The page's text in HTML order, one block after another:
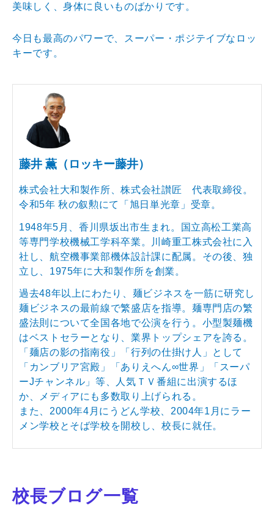
美味しく、身体に良いものばかりです。
今日も最高のパワーで、スーパー・ポジテイブなロッ
キーです。
藤井 薫（ロッキー藤井）
株式会社大和製作所、株式会社讃匠 代表取締役。
令和5年 秋の叙勲にて「旭日単光章」受章。
1948年5月、香川県坂出市生まれ。国立高松工業高
等専門学校機械工学科卒業。川崎重工株式会社に入
社し、航空機事業部機体設計課に配属。その後、独
立し、1975年に大和製作所を創業。
過去48年以上にわたり、麺ビジネスを一筋に研究し
麺ビジネスの最前線で繁盛店を指導。麺専門店の繁
盛法則について全国各地で公演を行う。小型製麺機
はベストセラーとなり、業界トップシェアを誇る。
「麺店の影の指南役」「行列の仕掛け人」として
「カンブリア宮殿」「ありえへん∞世界」「スーパ
ーJチャンネル」等、人気ＴＶ番組に出演するほ
か、メディアにも多数取り上げられる。
また、2000年4月にうどん学校、2004年1月にラー
メン学校とそば学校を開校し、校長に就任。
校長ブログ一覧